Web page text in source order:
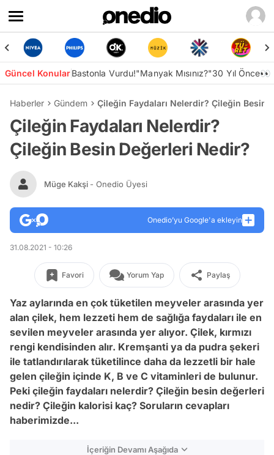
Güncel KonularBastonla Vurdu!"Manyak Mısınız?"30 Yıl Önce👀
Haberler Gündem Çileğin Faydaları Nelerdir? Çileğin Besin
Çileğin Faydaları Nelerdir?
Çileğin Besin Değerleri Nedir?
Müge Kakşi - Onedio Üyesi
Onedio’yu Google'a ekleyin
31.08.2021 - 10:26
Favori Yorum Yap Paylaş
Yaz aylarında en çok tüketilen meyveler arasında yer
alan çilek, hem lezzeti hem de sağlığa faydaları ile en
sevilen meyveler arasında yer alıyor. Çilek, kırmızı
rengi kendisinden alır. Kremşanti ya da pudra şekeri
ile tatlandırılarak tüketilince daha da lezzetli bir hale
gelen çileğin içinde K, B ve C vitaminleri de bulunur.
Peki çileğin faydaları nelerdir? Çileğin besin değerleri
nedir? Çileğin kalorisi kaç? Soruların cevapları
haberimizde...
İçeriğin Devamı Aşağıda